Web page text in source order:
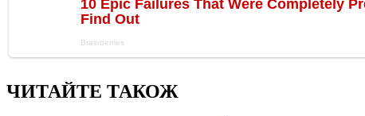
ЧИТАЙТЕ ТАКОЖ